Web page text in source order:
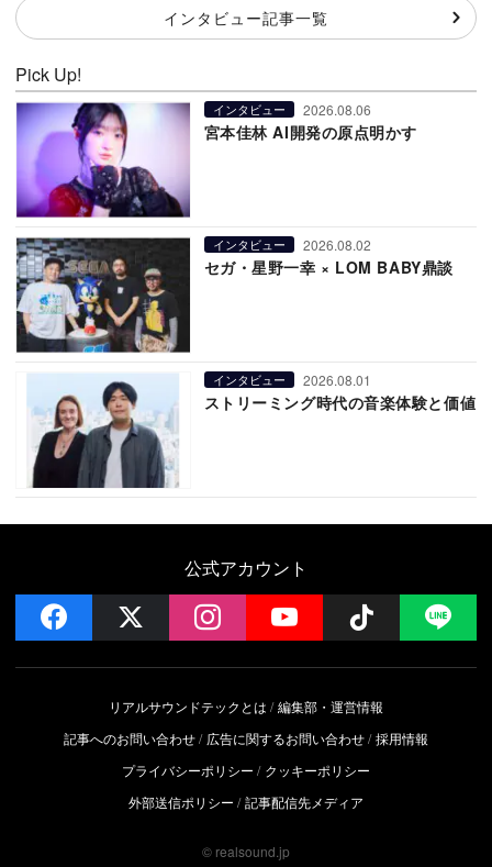
インタビュー記事一覧
Pick Up!
インタビュー 2026.08.06
宮本佳林 AI開発の原点明かす
インタビュー 2026.08.02
セガ・星野一幸 × LOM BABY鼎談
インタビュー 2026.08.01
ストリーミング時代の音楽体験と価値
公式アカウント
facebook instagramYouTube Follow
リアルサウンドテックとは
編集部・運営情報
記事へのお問い合わせ
広告に関するお問い合わせ 採用情報
プライバシーポリシー
クッキーポリシー
外部送信ポリシー
記事配信先メディア
© realsound.jp